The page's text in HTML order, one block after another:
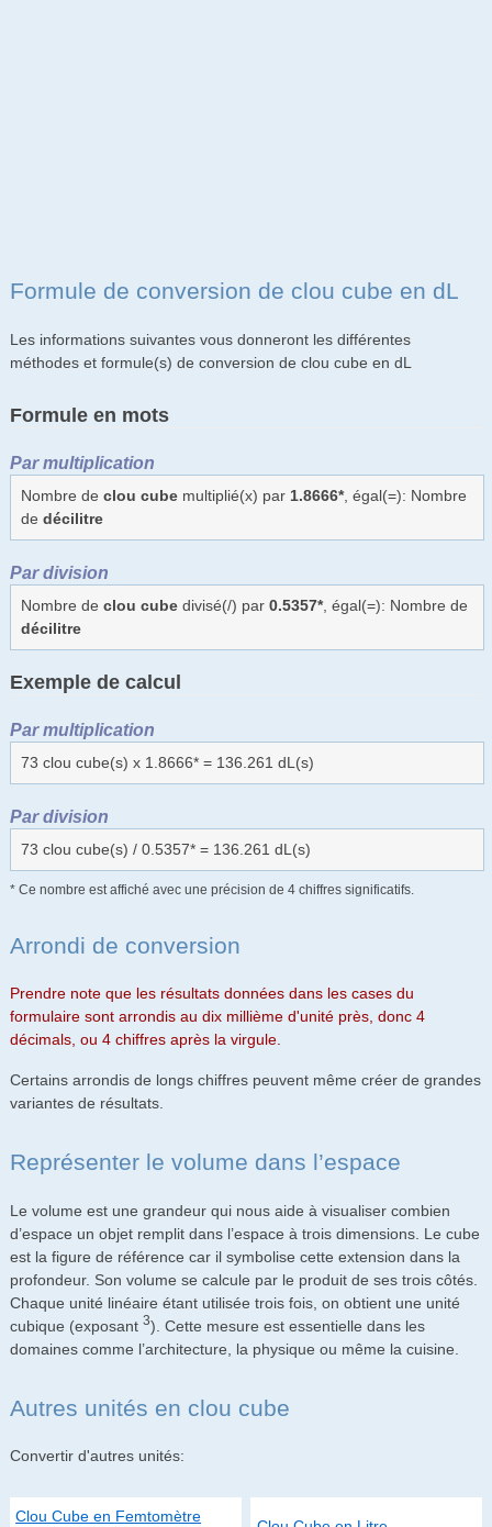
Formule de conversion de clou cube en dL
Les informations suivantes vous donneront les différentes
méthodes et formule(s) de conversion de clou cube en dL
Formule en mots
Par multiplication
Nombre de clou cubemultiplié(x) par 1.8666*, égal(=): Nombre
de décilitre
Par division
Nombre de clou cubedivisé(/) par 0.5357*, égal(=): Nombre de
décilitre
Exemple de calcul
Par multiplication
73 clou cube(s) x 1.8666* = 136.261 dL(s)
Par division
73 clou cube(s) / 0.5357* = 136.261 dL(s)
* Ce nombre est affiché avec une précision de 4 chiffres significatifs.
Arrondi de conversion
Prendre note que les résultats données dans les cases du
formulaire sont arrondis au dix millième d'unité près, donc 4
décimals, ou 4 chiffres après la virgule.
Certains arrondis de longs chiffres peuvent même créer de grandes
variantes de résultats.
Représenter le volume dans l’espace
Le volume est une grandeur qui nous aide à visualiser combien
d’espace un objet remplit dans l’espace à trois dimensions. Le cube
est la figure de référence car il symbolise cette extension dans la
profondeur. Son volume se calcule par le produit de ses trois côtés.
Chaque unité linéaire étant utilisée trois fois, on obtient une unité
cubique (exposant 3). Cette mesure est essentielle dans les
domaines comme l’architecture, la physique ou même la cuisine.
Autres unités en clou cube
Convertir d'autres unités:
Clou Cube en Femtomètre